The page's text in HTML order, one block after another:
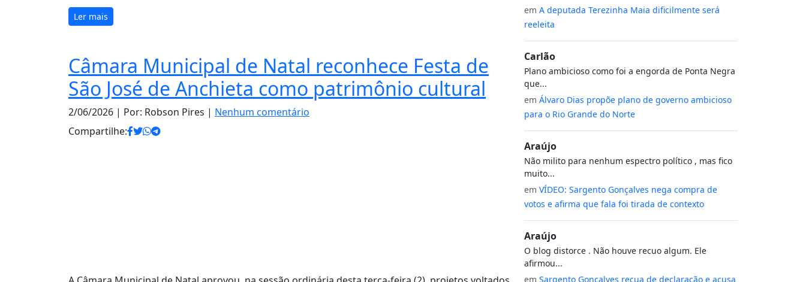
Ler mais
Câmara Municipal de Natal reconhece Festa de
São José de Anchieta como patrimônio cultural
2/06/2026 | Por: Robson Pires | Nenhum comentário
Compartilhe:
em A deputada Terezinha Maia dificilmente será
reeleita
Carlão
Plano ambicioso como foi a engorda de Ponta Negra
que...
em Álvaro Dias propõe plano de governo ambicioso
para o Rio Grande do Norte
Araújo
Não milito para nenhum espectro político , mas fico
muito...
em VÍDEO: Sargento Gonçalves nega compra de
votos e afirma que fala foi tirada de contexto
Araújo
O blog distorce . Não houve recuo algum. Ele
afirmou...
em Sargento Gonçalves recua de declaração e acusa